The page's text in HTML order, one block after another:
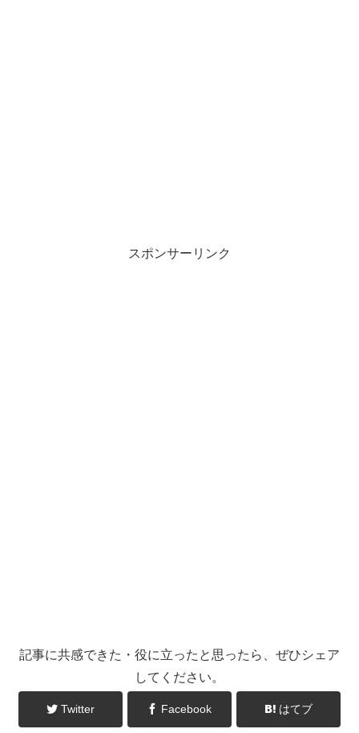
スポンサーリンク
記事に共感できた・役に立ったと思ったら、ぜひシェア
してください。
Twitter Facebook はてブ